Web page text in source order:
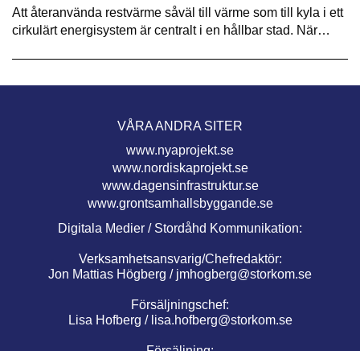
Att återanvända restvärme såväl till värme som till kyla i ett
cirkulärt energisystem är centralt i en hållbar stad. När…
VÅRA ANDRA SITER
www.nyaprojekt.se
www.nordiskaprojekt.se
www.dagensinfrastruktur.se
www.grontsamhallsbyggande.se
Digitala Medier / Stordåhd Kommunikation:
Verksamhetsansvarig/Chefredaktör:
Jon Mattias Högberg / jmhogberg@storkom.se
Försäljningschef:
Lisa Hofberg / lisa.hofberg@storkom.se